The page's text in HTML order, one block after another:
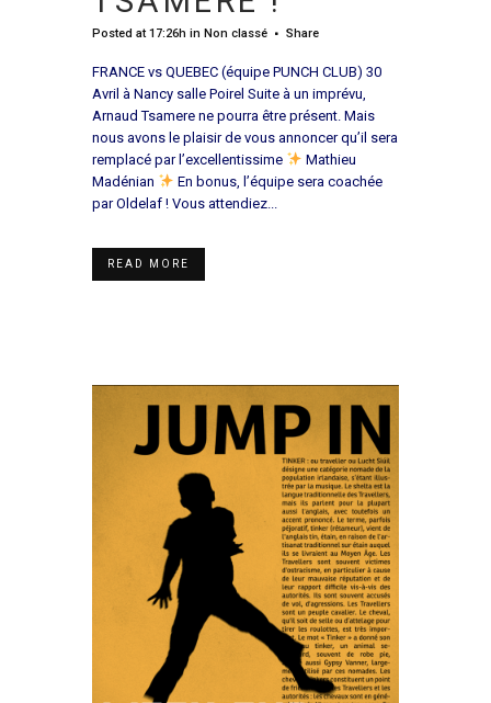
Posted at 17:26h in Non classé Share
FRANCE vs QUEBEC (équipe PUNCH CLUB) 30
Avril à Nancy salle Poirel Suite à un imprévu,
Arnaud Tsamere ne pourra être présent. Mais
nous avons le plaisir de vous annoncer qu’il sera
remplacé par l’excellentissime
Mathieu
Madénian
En bonus, l’équipe sera coachée
par Oldelaf ! Vous attendiez...
READ MORE